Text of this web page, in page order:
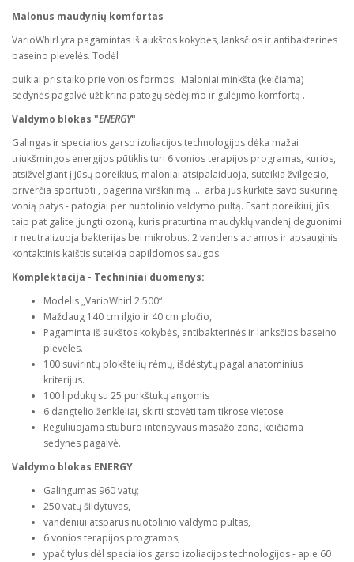
Malonus maudynių komfortas
VarioWhirl yra pagamintas iš aukštos kokybės, lanksčios ir antibakterinės
baseino plėvelės. Todėl
puikiai prisitaiko prie vonios formos. Maloniai minkšta (keičiama)
sėdynės pagalvė užtikrina patogų sėdėjimo ir gulėjimo komfortą .
Valdymo blokas "ENERGY"
Galingas ir specialios garso izoliacijos technologijos dėka mažai
triukšmingos energijos pūtiklis turi 6 vonios terapijos programas, kurios,
atsižvelgiant į jūsų poreikius, maloniai atsipalaiduoja, suteikia žvilgesio,
priverčia sportuoti , pagerina virškinimą ... arba jūs kurkite savo sūkurinę
vonią patys - patogiai per nuotolinio valdymo pultą. Esant poreikiui, jūs
taip pat galite įjungti ozoną, kuris praturtina maudyklų vandenį deguonimi
ir neutralizuoja bakterijas bei mikrobus. 2 vandens atramos ir apsauginis
kontaktinis kaištis suteikia papildomos saugos.
Komplektacija - Techniniai duomenys:
Modelis „VarioWhirl 2.500“
Maždaug 140 cm ilgio ir 40 cm pločio,
Pagaminta iš aukštos kokybės, antibakterinės ir lanksčios baseino
plėvelės.
100 suvirintų plokštelių rėmų, išdėstytų pagal anatominius
kriterijus.
100 lipdukų su 25 purkštukų angomis
6 dangtelio ženkleliai, skirti stovėti tam tikrose vietose
Reguliuojama stuburo intensyvaus masažo zona, keičiama
sėdynės pagalvė.
Valdymo blokas ENERGY
Galingumas 960 vatų;
250 vatų šildytuvas,
vandeniui atsparus nuotolinio valdymo pultas,
6 vonios terapijos programos,
ypač tylus dėl specialios garso izoliacijos technologijos - apie 60